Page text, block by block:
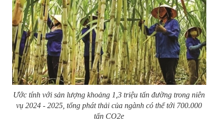
Ước tính với sản lượng khoảng 1,3 triệu tấn đường trong niên
vụ 2024 - 2025, tổng phát thải của ngành có thể tới 700.000
tấn CO2e